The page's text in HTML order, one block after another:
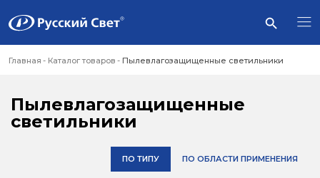
Главная Каталог товаров Пылевлагозащищенные светильники
Пылевлагозащищенные
светильники
ПО ТИПУ ПО ОБЛАСТИ ПРИМЕНЕНИЯ